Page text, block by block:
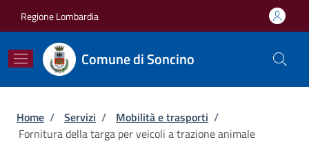
Regione Lombardia
Comune di Soncino
Briciole di pane
Home / Servizi / Mobilità e trasporti /
Fornitura della targa per veicoli a trazione animale